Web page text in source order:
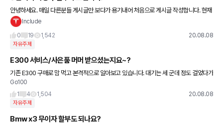
안녕하세요. 매일 다른분들 게시글만 보다가 용기내어 처음으로 게시글 작성합니다. 현재
차량은 15년도에 구매했던 쉐보레 크루즈입니다. 6개월된 아이가 있어 카시트, 유모차 등
Include
0
19 1,542 20.08.08
자유주제
E300 서비스/사은품 머머 받으셨는지요~?
기존 E300 구매로 맘 먹고 본격적으로 알아보고 있습니다. 대기는 세 군데 정도 걸었다가
8월 할인 적은 곳은 취소했구요. 견적서 받고나서 딜러분께 궁금한 사항 짧게 통화했는데
요. - 견적서
Go100
1
4 1,504 20.08.08
자유주제
Bmw x3 무이자 할부도 되나요?